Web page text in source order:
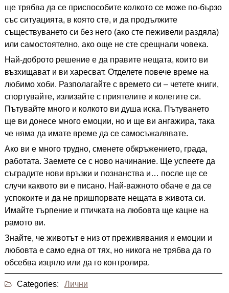
ще трябва да се приспособите колкото се може по-бързо
със ситуацията, в която сте, и да продължите
съществуването си без него (ако сте пеживели раздяла)
или самостоятелно, ако още не сте срещнали човека.
Най-доброто решение е да правите нещата, които ви
възхищават и ви харесват. Отделете повече време на
любимо хоби. Разполагайте с времето си – четете книги,
спортувайте, излизайте с приятелите и колегите си.
Пътувайте много и колкото ви душа иска. Пътуването
ще ви донесе много емоции, но и ще ви ангажира, така
че няма да имате време да се самосъжалявате.
Ако ви е много трудно, сменете обкръжението, града,
работата. Заемете се с ново начинание. Ще успеете да
съградите нови връзки и познанства и… после ще се
случи каквото ви е писано. Най-важното обаче е да се
успокоите и да не пришпорвате нещата в живота си.
Имайте търпение и птичката на любовта ще кацне на
рамото ви.
Знайте, че животът е низ от преживявания и емоции и
любовта е само една от тях, но никога не трябва да го
обсебва изцяло или да го контролира.
Categories:
Лични